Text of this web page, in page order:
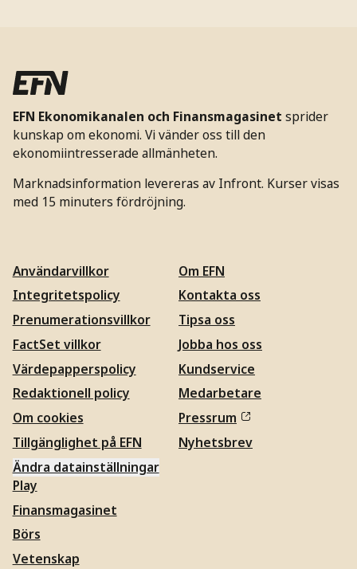
EFN Ekonomikanalen och Finansmagasinet sprider
kunskap om ekonomi. Vi vänder oss till den
ekonomiintresserade allmänheten.
Marknadsinformation levereras av Infront. Kurser visas
med 15 minuters fördröjning.
Användarvillkor
Integritetspolicy
Prenumerationsvillkor
FactSet villkor
Värdepapperspolicy
Redaktionell policy
Om cookies
Tillgänglighet på EFN
Ändra datainställningar
Om EFN
Kontakta oss
Tipsa oss
Jobba hos oss
Kundservice
Medarbetare
Pressrum
Nyhetsbrev
Play
Finansmagasinet
Börs
Vetenskap